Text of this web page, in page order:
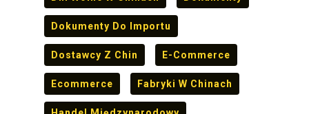
Dokumenty Do Importu
Dostawcy Z Chin E-Commerce
Ecommerce Fabryki W Chinach